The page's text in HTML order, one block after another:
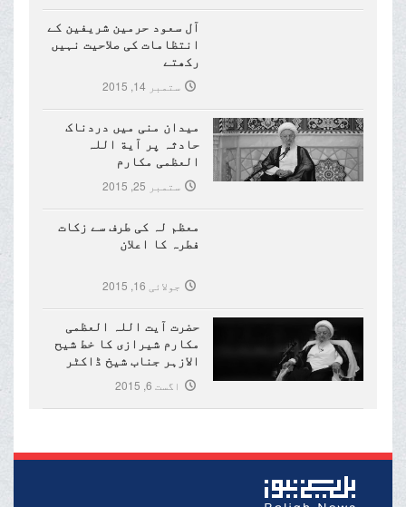
آل سعود حرمین شریفین کے
انتظامات کی صلاحیت نہیں
رکھتے
ستمبر 14, 2015
میدان منی میں دردناک
حادثہ پر آیة اللہ
العظمی مکارم
شیرازی(مدظلہ)کا تعزیتی
پیغام
ستمبر 25, 2015
معظم لہ کی طرف سے زکات
فطرہ کا اعلان
جولائی 16, 2015
حضرت آیت اللہ العظمی
مکارم شیرازی کا خط شیح
الازہر جناب شیخ ڈاکٹر
احمد طیب کے نام
اگست 6, 2015